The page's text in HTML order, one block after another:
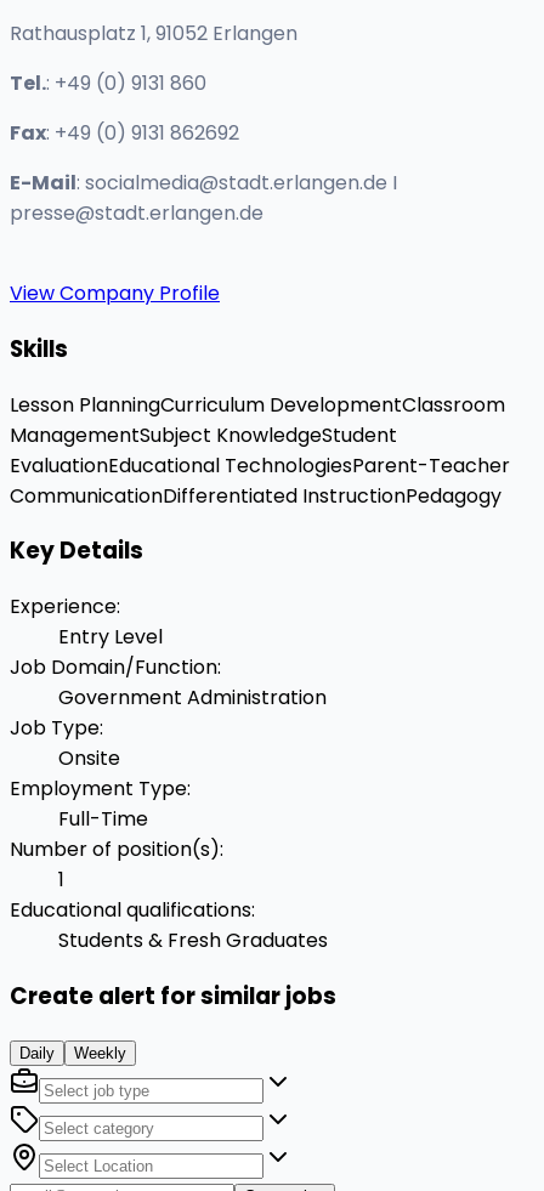
Rathausplatz 1, 91052 Erlangen
Tel.: +49 (0) 9131 860
Fax: +49 (0) 9131 862692
E-Mail: socialmedia@stadt.erlangen.de I
presse@stadt.erlangen.de
View Company Profile
Skills
Lesson PlanningCurriculum DevelopmentClassroom
ManagementSubject KnowledgeStudent
EvaluationEducational TechnologiesParent-Teacher
CommunicationDifferentiated InstructionPedagogy
Key Details
Experience:
Entry Level
Job Domain/Function:
Government Administration
Job Type:
Onsite
Employment Type:
Full-Time
Number of position(s):
1
Educational qualifications:
Students & Fresh Graduates
Create alert for similar jobs
Daily Weekly